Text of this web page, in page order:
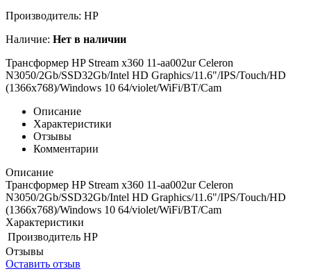
Производитель: HP
Наличие: Нет в наличии
Трансформер HP Stream x360 11-aa002ur Celeron
N3050/2Gb/SSD32Gb/Intel HD Graphics/11.6"/IPS/Touch/HD
(1366x768)/Windows 10 64/violet/WiFi/BT/Cam
Описание
Характеристики
Отзывы
Комментарии
Описание
Трансформер HP Stream x360 11-aa002ur Celeron
N3050/2Gb/SSD32Gb/Intel HD Graphics/11.6"/IPS/Touch/HD
(1366x768)/Windows 10 64/violet/WiFi/BT/Cam
Характеристики
Производитель HP
Отзывы
Оставить отзыв